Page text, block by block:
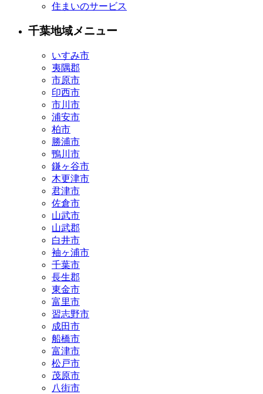
住まいのサービス
千葉地域メニュー
いすみ市
夷隅郡
市原市
印西市
市川市
浦安市
柏市
勝浦市
鴨川市
鎌ヶ谷市
木更津市
君津市
佐倉市
山武市
山武郡
白井市
袖ヶ浦市
千葉市
長生郡
東金市
富里市
習志野市
成田市
船橋市
富津市
松戸市
茂原市
八街市